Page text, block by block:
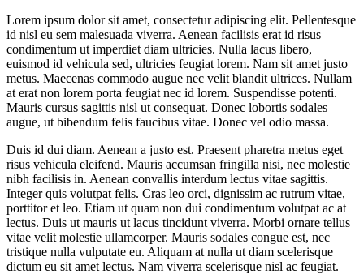
Lorem ipsum dolor sit amet, consectetur adipiscing elit. Pellentesque
id nisl eu sem malesuada viverra. Aenean facilisis erat id risus
condimentum ut imperdiet diam ultricies. Nulla lacus libero,
euismod id vehicula sed, ultricies feugiat lorem. Nam sit amet justo
metus. Maecenas commodo augue nec velit blandit ultrices. Nullam
at erat non lorem porta feugiat nec id lorem. Suspendisse potenti.
Mauris cursus sagittis nisl ut consequat. Donec lobortis sodales
augue, ut bibendum felis faucibus vitae. Donec vel odio massa.
Duis id dui diam. Aenean a justo est. Praesent pharetra metus eget
risus vehicula eleifend. Mauris accumsan fringilla nisi, nec molestie
nibh facilisis in. Aenean convallis interdum lectus vitae sagittis.
Integer quis volutpat felis. Cras leo orci, dignissim ac rutrum vitae,
porttitor et leo. Etiam ut quam non dui condimentum volutpat ac at
lectus. Duis ut mauris ut lacus tincidunt viverra. Morbi ornare tellus
vitae velit molestie ullamcorper. Mauris sodales congue est, nec
tristique nulla vulputate eu. Aliquam at nulla ut diam scelerisque
dictum eu sit amet lectus. Nam viverra scelerisque nisl ac feugiat.